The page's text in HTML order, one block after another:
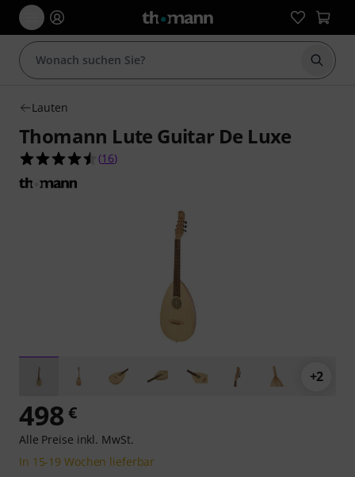
Suche
Lauten
Thomann Lute Guitar De Luxe
4.5 von 5 Sternen aus 16 Kundenbewertungen
(16)
+2
498 €
Alle Preise inkl. MwSt.
In 15-19 Wochen lieferbar